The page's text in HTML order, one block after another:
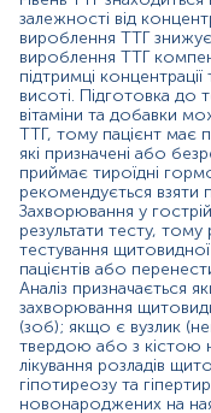
зразки слід
менструального циклу
у дітей -
розвитку або його
причин виділення
вигодовування
сосків, відсутність
чоловіків -
або еректильної
моніторингу пухлини
який виробляється в
жінок до менопаузи та
коливаються залежно
репродуктивного
яєчників. Підготовка
відбору зразку у
менструальним циклом
віком дитини. Для
залежності від
вироблення ТТГ
вироблення ТТГ
підтримці
висоті. Підготовка до
вітаміни та добавки
ТТГ, тому пацієнт має
які призначені або
приймає тироїдні
рекомендується взяти
Захворювання у
результати тесту,
тестування щитовидної
пацієнтів або
Аналіз призначається
захворювання
(зоб); якщо є вузлик
твердою або з кістою
лікування розладів
гіпотиреозу та
новонароджених на